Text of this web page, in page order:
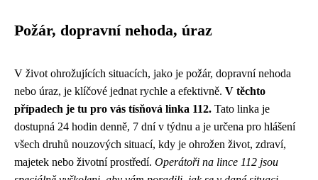
Požár, dopravní nehoda, úraz
V život ohrožujících situacích, jako je požár, dopravní nehoda
nebo úraz, je klíčové jednat rychle a efektivně. V těchto
případech je tu pro vás tísňová linka 112. Tato linka je
dostupná 24 hodin denně, 7 dní v týdnu a je určena pro hlášení
všech druhů nouzových situací, kdy je ohrožen život, zdraví,
majetek nebo životní prostředí. Operátoři na lince 112 jsou